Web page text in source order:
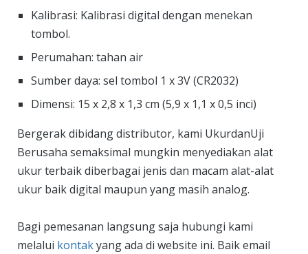
Kalibrasi: Kalibrasi digital dengan menekan
tombol.
Perumahan: tahan air
Sumber daya: sel tombol 1 x 3V (CR2032)
Dimensi: 15 x 2,8 x 1,3 cm (5,9 x 1,1 x 0,5 inci)
Bergerak dibidang distributor, kami UkurdanUji
Berusaha semaksimal mungkin menyediakan alat
ukur terbaik diberbagai jenis dan macam alat-alat
ukur baik digital maupun yang masih analog.
Bagi pemesanan langsung saja hubungi kami
melalui kontakyang ada di website ini. Baik email